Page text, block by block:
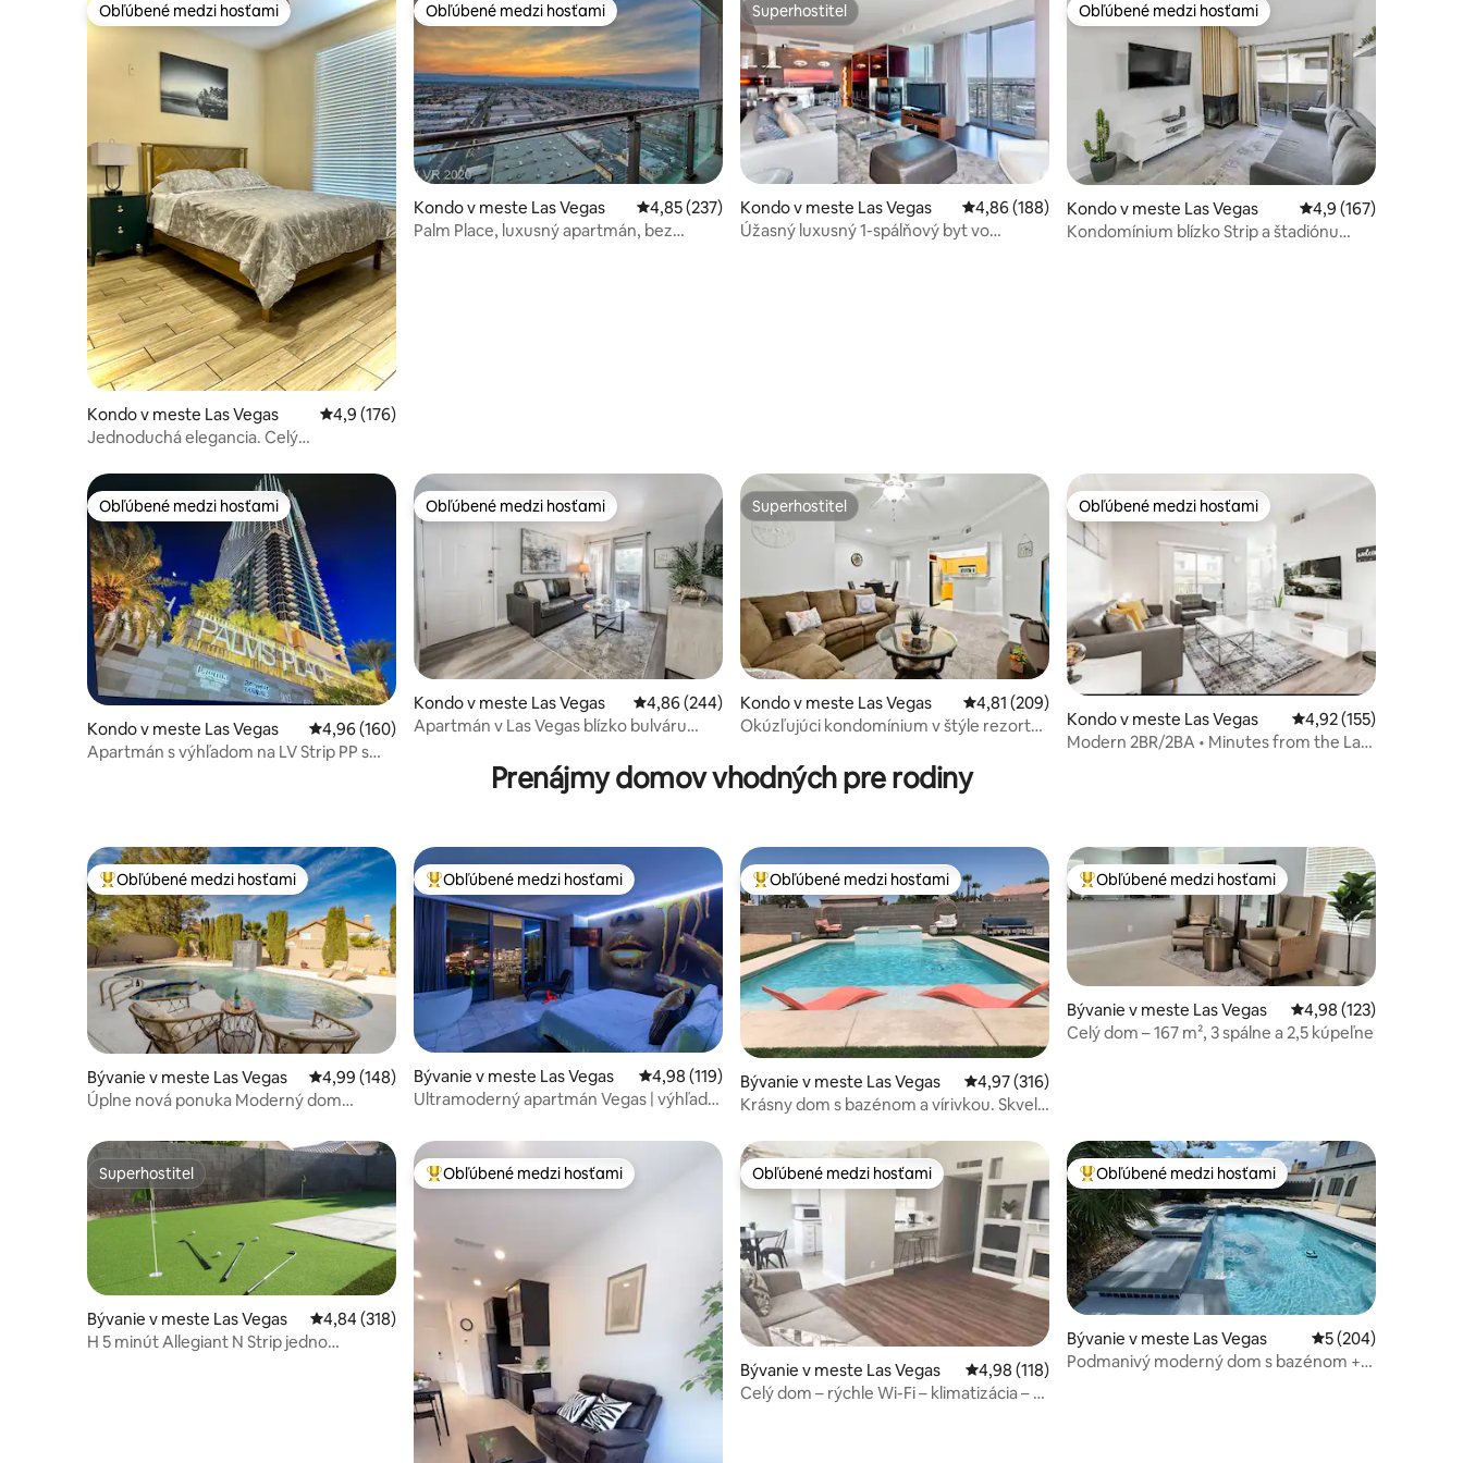
Obľúbené medzi hosťami
Obľúbené medzi hosťami
Kondo v meste Las Vegas Priemerné ohodnotenie 4,9 z 5, počet hodnotení: 176
4,9 (176)
Jednoduchá elegancia. Celý
Obľúbené medzi hosťami
Obľúbené medzi hosťami
Kondo v meste Las Vegas Priemerné ohodnotenie 4,85 z 5, počet hodnotení: 237
4,85 (237)
Palm Place, luxusný apartmán, bez
Superhostiteľ
Superhostiteľ
Kondo v meste Las Vegas Priemerné ohodnotenie 4,86 z 5, počet hodnotení: 188
4,86 (188)
Úžasný luxusný 1-spálňový byt vo
Obľúbené medzi hosťami
Obľúbené medzi hosťami
Kondo v meste Las Vegas Priemerné
4,9 (167)
Kondomínium blízko Strip a štadiónu
Obľúbené medzi hosťami
Obľúbené medzi hosťami
Kondo v meste Las Vegas Priemerné ohodnotenie 4,96 z 5, počet hodnotení: 160
4,96 (160)
Apartmán s výhľadom na LV Strip PP s
Obľúbené medzi hosťami
Obľúbené medzi hosťami
Kondo v meste Las Vegas Priemerné ohodnotenie 4,86 z 5, počet hodnotení: 244
4,86 (244)
Apartmán v Las Vegas blízko bulváru
Superhostiteľ
Superhostiteľ
Kondo v meste Las Vegas Priemerné ohodnotenie 4,81 z 5, počet hodnotení: 209
4,81 (209)
Okúzľujúci kondomínium v štýle rezortu,
Obľúbené medzi hosťami
Obľúbené medzi hosťami
Kondo v meste Las Vegas Priemerné
4,92 (155)
Modern 2BR/2BA • Minutes from the Las
Prenájmy domov vhodných pre rodiny
Najobľúbenejšie medzi hosťami
Obľúbené medzi hosťami
Bývanie v meste Las Vegas Priemerné ohodnotenie 4,99 z 5, počet hodnotení: 148
4,99 (148)
Úplne nová ponuka Moderný dom
Najobľúbenejšie medzi hosťami
Obľúbené medzi hosťami
Bývanie v meste Las Vegas Priemerné ohodnotenie 4,98 z 5, počet hodnotení: 119
4,98 (119)
Ultramoderný apartmán Vegas | výhľad
Najobľúbenejšie medzi hosťami
Obľúbené medzi hosťami
Bývanie v meste Las Vegas Priemerné ohodnotenie 4,97 z 5, počet hodnotení: 316
4,97 (316)
Krásny dom s bazénom a vírivkou. Skvelá
Najobľúbenejšie medzi hosťami
Obľúbené medzi hosťami
Bývanie v meste Las Vegas Priemerné
4,98 (123)
Celý dom – 167 m², 3 spálne a 2,5 kúpeľne
Superhostiteľ
Superhostiteľ
Bývanie v meste Las Vegas Priemerné ohodnotenie 4,84 z 5, počet hodnotení: 318
4,84 (318)
H 5 minút Allegiant N Strip jedno
Najobľúbenejšie medzi hosťami
Obľúbené medzi hosťami Obľúbené medzi hosťami
Obľúbené medzi hosťami
Bývanie v meste Las Vegas Priemerné ohodnotenie 4,98 z 5, počet hodnotení: 118
4,98 (118)
Celý dom – rýchle Wi-Fi – klimatizácia – 3
Najobľúbenejšie medzi hosťami
Obľúbené medzi hosťami
Bývanie v meste Las Vegas Priemerné
5 (204)
Podmanivý moderný dom s bazénom +